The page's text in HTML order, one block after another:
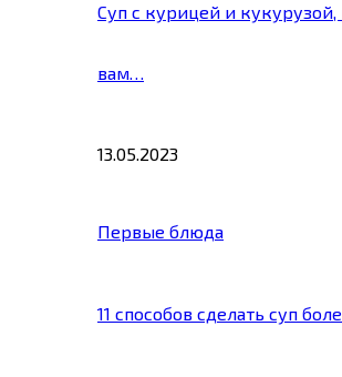
Суп с курицей и
вам…
13.05.2023
Первые блюда
11 способов сделать суп